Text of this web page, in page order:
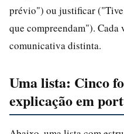
prévio") ou justificar
que compreendam"). Cada
comunicativa distinta.
Uma lista: Cinco
explicação em